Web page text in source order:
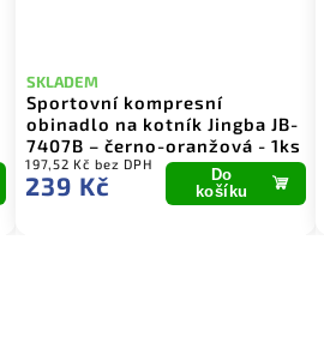
Sportovní kompresní
obinadlo na kotník Jingba JB-
7407B – černo-oranžová - 1ks
SKLADEM
197,52 Kč bez DPH
239 Kč
Do
košíku